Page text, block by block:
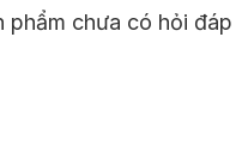
phẩm chưa có hỏi đáp